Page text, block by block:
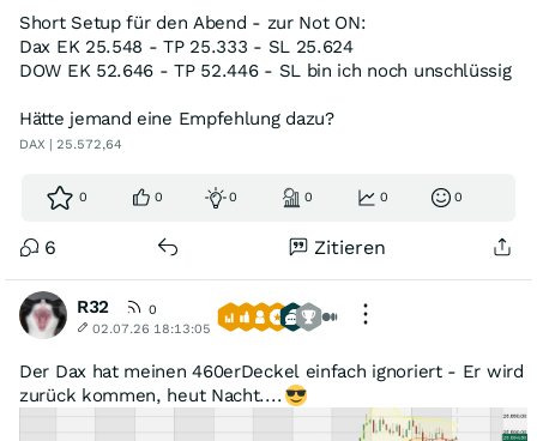
Short Setup für den Abend - zur Not ON:
Dax EK 25.548 - TP 25.333 - SL 25.624
DOW EK 52.646 - TP 52.446 - SL bin ich noch unschlüssig
Hätte jemand eine Empfehlung dazu?
DAX | 25.572,64
0 0 0 0 0 0
6 Zitieren
R32
0
02.07.26 18:13:05
Der Dax hat meinen 460erDeckel einfach ignoriert - Er wird
zurück kommen, heut Nacht....